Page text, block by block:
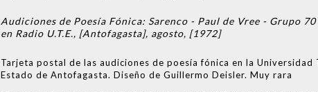
Audiciones de Poesía Fónica: Sarenco - Paul de Vree - Grupo
en Radio U.T.E., [Antofagasta], agosto, [1972]
Tarjeta postal de las audiciones de poesía fónica en la Universidad
Estado de Antofagasta. Diseño de Guillermo Deisler. Muy rara